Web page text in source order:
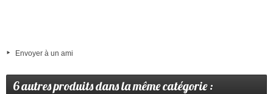
Envoyer à un ami
6 autres produits dans la même catégorie :